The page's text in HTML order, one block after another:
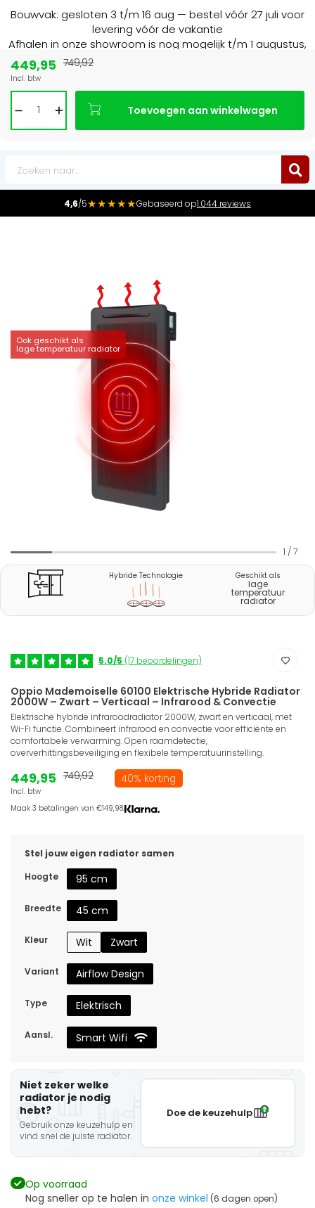
Bouwvak: gesloten 3 t/m 16 aug — bestel vóór 27 juli voor
levering vóór de vakantie
Afhalen in onze showroom is nog mogelijk t/m 1 augustus,
4,6/5★★★★★Gebaseerd op1.044 reviews
Ook geschikt als
lage temperatuur radiator
1 / 7
Hybride Technologie Geschikt als
lage
temperatuur
radiator
5.0/5 (17 beoordelingen)
Oppio Mademoiselle 60100 Elektrische Hybride Radiator
2000W – Zwart – Verticaal – Infrarood & Convectie
Elektrische hybride infraroodradiator 2000W, zwart en verticaal, met
Wi-Fi functie. Combineert infrarood en convectie voor efficiënte en
comfortabele verwarming. Open raamdetectie,
oververhittingsbeveiliging en flexibele temperatuurinstelling.
449,95
Incl. btw
749,92 40% korting
Maak 3 betalingen van €149,98.
Stel jouw eigen radiator samen
Hoogte
95 cm
Breedte 45 cm
Kleur Wit Zwart
Variant Airflow Design
Type Elektrisch
Aansl. Smart Wifi
Niet zeker welke
radiator je nodig
hebt?
Gebruik onze keuzehulp en
vind snel de juiste radiator.
Doe de keuzehulp
Op voorraad
Nog sneller op te halen in onze winkel (6 dagen open)
449,95
Incl. btw
749,92
Toevoegen aan winkelwagen